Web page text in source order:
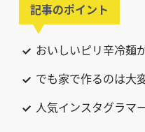
記事のポイント
おいしいピリ辛冷麺
でも家で作るのは
人気インスタグラマ